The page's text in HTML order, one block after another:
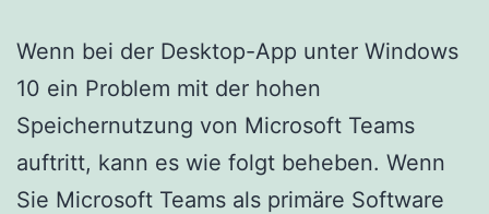
Wenn bei der Desktop-App unter Windows
10 ein Problem mit der hohen
Speichernutzung von Microsoft Teams
auftritt, kann es wie folgt beheben. Wenn
Sie Microsoft Teams als primäre Software